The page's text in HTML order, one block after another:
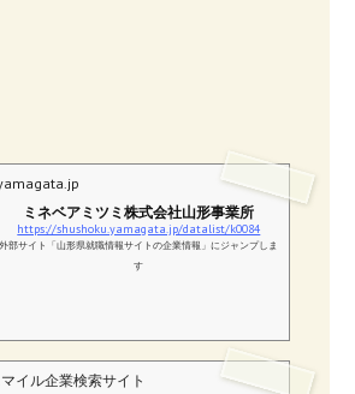
ミネベアミツミ株式会社山形事業所
https://shushoku.yamagata.jp/datalist/k0084
外部サイト「山形県就職情報サイトの企業情報」にジャンプしま
す
イル企業検索サイト